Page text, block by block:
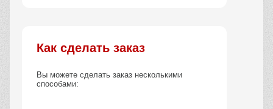
Как сделать заказ
Вы можете сделать заказ несколькими
способами: